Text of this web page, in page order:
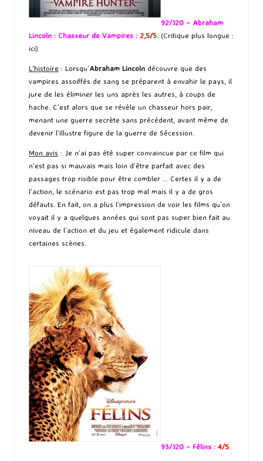
92/120 – Abraham
Lincoln : Chasseur de Vampires : 2,5/5. (Critique plus longue :
ici)
L’histoire : Lorsqu’Abraham Lincoln découvre que des
vampires assoiffés de sang se préparent à envahir le pays, il
jure de les éliminer les uns après les autres, à coups de
hache. C’est alors que se révèle un chasseur hors pair,
menant une guerre secrète sans précédent, avant même de
devenir l’illustre figure de la guerre de Sécession.
Mon avis : Je n’ai pas été super convaincue par ce film qui
n’est pas si mauvais mais loin d’être parfait avec des
passages trop risible pour être combler … Certes il y a de
l’action, le scénario est pas trop mal mais il y a de gros
défauts. En fait, on a plus l’impression de voir les films qu’on
voyait il y a quelques années qui sont pas super bien fait au
niveau de l’action et du jeu et également ridicule dans
certaines scènes.
93/120 – Félins : 4/5.